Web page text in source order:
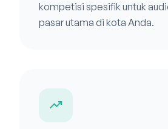
kompetisi spesifik untuk
pasar utama di kota Anda.
trending_up